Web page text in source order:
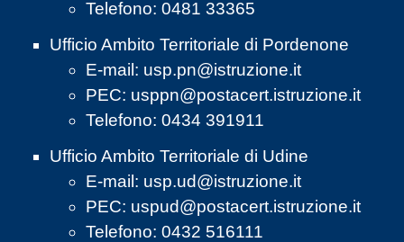
Telefono: 0481 33365
Ufficio Ambito Territoriale di Pordenone
E-mail: usp.pn@istruzione.it
PEC: usppn@postacert.istruzione.it
Telefono: 0434 391911
Ufficio Ambito Territoriale di Udine
E-mail: usp.ud@istruzione.it
PEC: uspud@postacert.istruzione.it
Telefono: 0432 516111